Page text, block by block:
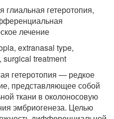
глиальная гетеротопия,
лечение
extranasal type,
treatment
гетеротопия — редкое
представляющее собой
ткани в околоносовую
эмбриогенеза. Целью